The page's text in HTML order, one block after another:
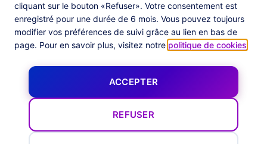
cliquant sur le bouton «Refuser». Votre consentement est
enregistré pour une durée de 6 mois. Vous pouvez toujours
modifier vos préférences de suivi grâce au lien en bas de
page. Pour en savoir plus, visitez notre politique de cookies
ACCEPTER
REFUSER
À Propos
Notre Équipe
Certification Commanders Act
Actualités
Data Centers in
European Union
Follow us
FacebookYouTube